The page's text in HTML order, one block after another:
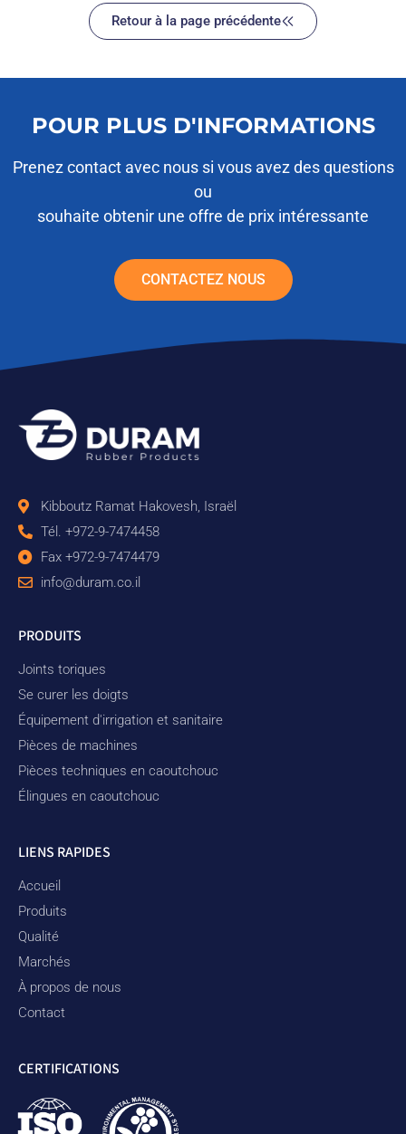
Retour à la page précédente
POUR PLUS D'INFORMATIONS
Prenez contact avec nous si vous avez des questions
ou
souhaite obtenir une offre de prix intéressante
CONTACTEZ NOUS
Kibboutz Ramat Hakovesh, Israël
Tél. +972-9-7474458
Fax +972-9-7474479
info@duram.co.il
PRODUITS
Joints toriques
Se curer les doigts
Équipement d'irrigation et sanitaire
Pièces de machines
Pièces techniques en caoutchouc
Élingues en caoutchouc
LIENS RAPIDES
Accueil
Produits
Qualité
Marchés
À propos de nous
Contact
CERTIFICATIONS